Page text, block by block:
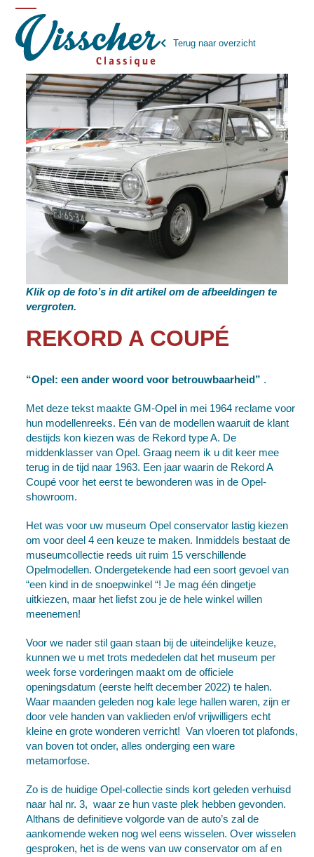
Skip
content
Open
mobile
menu
Close
mobile
menu
Terug naar overzicht
Klik op de foto’s in dit artikel om de afbeeldingen te
vergroten.
REKORD A COUPÉ
“Opel: een ander woord voor betrouwbaarheid” .
Met deze tekst maakte GM-Opel in mei 1964 reclame voor
hun modellenreeks. Eén van de modellen waaruit de klant
destijds kon kiezen was de Rekord type A. De
middenklasser van Opel. Graag neem ik u dit keer mee
terug in de tijd naar 1963. Een jaar waarin de Rekord A
Coupé voor het eerst te bewonderen was in de Opel-
showroom.
Het was voor uw museum Opel conservator lastig kiezen
om voor deel 4 een keuze te maken. Inmiddels bestaat de
museumcollectie reeds uit ruim 15 verschillende
Opelmodellen. Ondergetekende had een soort gevoel van
“een kind in de snoepwinkel “! Je mag één dingetje
uitkiezen, maar het liefst zou je de hele winkel willen
meenemen!
Voor we nader stil gaan staan bij de uiteindelijke keuze,
kunnen we u met trots mededelen dat het museum per
week forse vorderingen maakt om de officiele
openingsdatum (eerste helft december 2022) te halen.
Waar maanden geleden nog kale lege hallen waren, zijn er
door vele handen van vaklieden en/of vrijwilligers echt
kleine en grote wonderen verricht! Van vloeren tot plafonds,
van boven tot onder, alles onderging een ware
metamorfose.
Zo is de huidige Opel-collectie sinds kort geleden verhuisd
naar hal nr. 3, waar ze hun vaste plek hebben gevonden.
Althans de definitieve volgorde van de auto’s zal de
aankomende weken nog wel eens wisselen. Over wisselen
gesproken, het is de wens van uw conservator om af en